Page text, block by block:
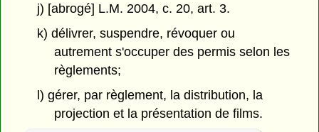
j) [abrogé] L.M. 2004, c. 20, art. 3.
k) délivrer, suspendre, révoquer ou
autrement s'occuper des permis selon les
règlements;
l) gérer, par règlement, la distribution, la
projection et la présentation de films.